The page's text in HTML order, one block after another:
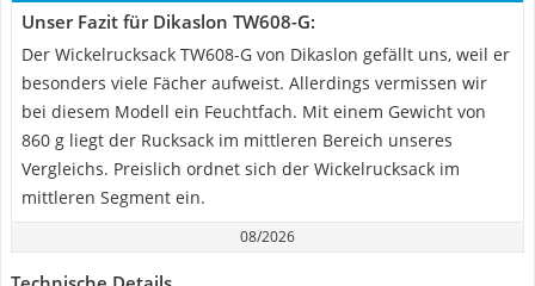
Unser Fazit für Dikaslon TW608-G:
Der Wickelrucksack TW608-G von Dikaslon gefällt uns, weil er
besonders viele Fächer aufweist. Allerdings vermissen wir
bei diesem Modell ein Feuchtfach. Mit einem Gewicht von
860 g liegt der Rucksack im mittleren Bereich unseres
Vergleichs. Preislich ordnet sich der Wickelrucksack im
mittleren Segment ein.
08/2026